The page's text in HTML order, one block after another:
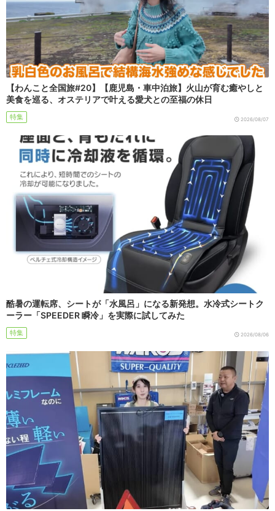
【わんこと全国旅#20】【鹿児島・車中泊旅】火山が育む癒やしと
美食を巡る、オステリアで叶える愛犬との至福の休日
特集 2026/08/07
酷暑の運転席、シートが「水風呂」になる新発想。水冷式シートク
ーラー「SPEEDER 瞬冷」を実際に試してみた
特集 2026/08/06